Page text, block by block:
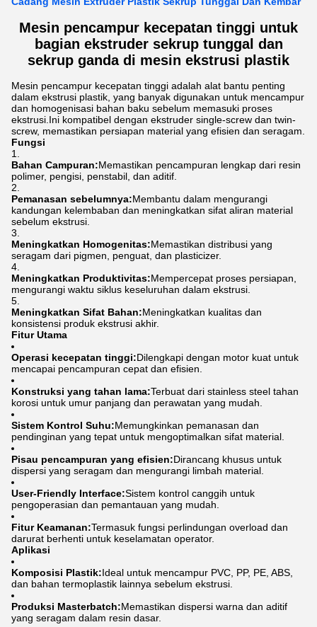
Mesin pencampur kecepatan tinggi untuk
bagian ekstruder sekrup tunggal dan
sekrup ganda di mesin ekstrusi plastik
Mesin pencampur kecepatan tinggi adalah alat bantu penting
dalam ekstrusi plastik, yang banyak digunakan untuk mencampur
dan homogenisasi bahan baku sebelum memasuki proses
ekstrusi.Ini kompatibel dengan ekstruder single-screw dan twin-
screw, memastikan persiapan material yang efisien dan seragam.
Fungsi
Bahan Campuran:Memastikan pencampuran lengkap dari resin
polimer, pengisi, penstabil, dan aditif.
Pemanasan sebelumnya:Membantu dalam mengurangi
kandungan kelembaban dan meningkatkan sifat aliran material
sebelum ekstrusi.
Meningkatkan Homogenitas:Memastikan distribusi yang
seragam dari pigmen, penguat, dan plasticizer.
Meningkatkan Produktivitas:Mempercepat proses persiapan,
mengurangi waktu siklus keseluruhan dalam ekstrusi.
Meningkatkan Sifat Bahan:Meningkatkan kualitas dan
konsistensi produk ekstrusi akhir.
Fitur Utama
Operasi kecepatan tinggi:Dilengkapi dengan motor kuat untuk
mencapai pencampuran cepat dan efisien.
Konstruksi yang tahan lama:Terbuat dari stainless steel tahan
korosi untuk umur panjang dan perawatan yang mudah.
Sistem Kontrol Suhu:Memungkinkan pemanasan dan
pendinginan yang tepat untuk mengoptimalkan sifat material.
Pisau pencampuran yang efisien:Dirancang khusus untuk
dispersi yang seragam dan mengurangi limbah material.
User-Friendly Interface:Sistem kontrol canggih untuk
pengoperasian dan pemantauan yang mudah.
Fitur Keamanan:Termasuk fungsi perlindungan overload dan
darurat berhenti untuk keselamatan operator.
Aplikasi
Komposisi Plastik:Ideal untuk mencampur PVC, PP, PE, ABS,
dan bahan termoplastik lainnya sebelum ekstrusi.
Produksi Masterbatch:Memastikan dispersi warna dan aditif
yang seragam dalam resin dasar.